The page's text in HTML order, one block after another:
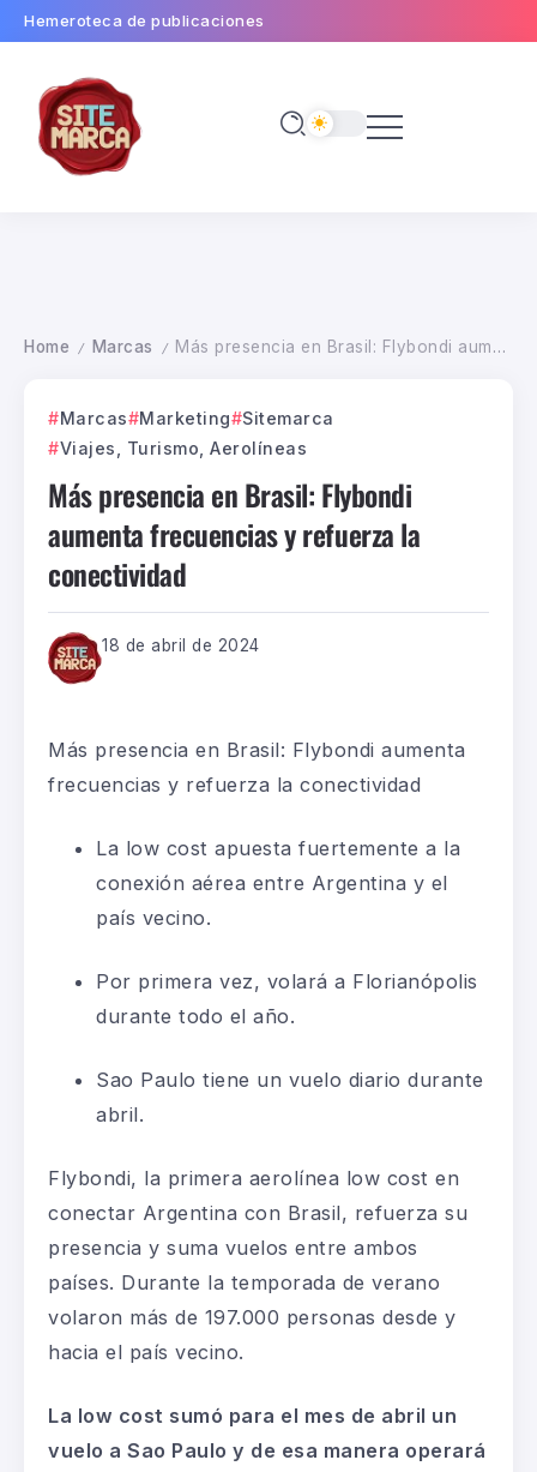
Hemeroteca de publicaciones
Home / Marcas / Más presencia en Brasil: Flybondi aumenta frecuencias y refuerza la conectividad
Marcas Marketing
Sitemarca
Viajes, Turismo, Aerolíneas
Más presencia en Brasil: Flybondi
aumenta frecuencias y refuerza la
conectividad
18 de abril de 2024
Más presencia en Brasil: Flybondi aumenta
frecuencias y refuerza la conectividad
La low cost apuesta fuertemente a la
conexión aérea entre Argentina y el
país vecino.
Por primera vez, volará a Florianópolis
durante todo el año.
Sao Paulo tiene un vuelo diario durante
abril.
Flybondi, la primera aerolínea low cost en
conectar Argentina con Brasil, refuerza su
presencia y suma vuelos entre ambos
países. Durante la temporada de verano
volaron más de 197.000 personas desde y
hacia el país vecino.
La low cost sumó para el mes de abril un
vuelo a Sao Paulo y de esa manera operará